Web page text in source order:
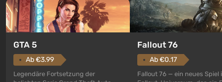
GTA 5
Ab €3.99
Legendäre Fortsetzung der
Fallout 76
Ab €0.17
Fallout 76 — ein neues Spiel